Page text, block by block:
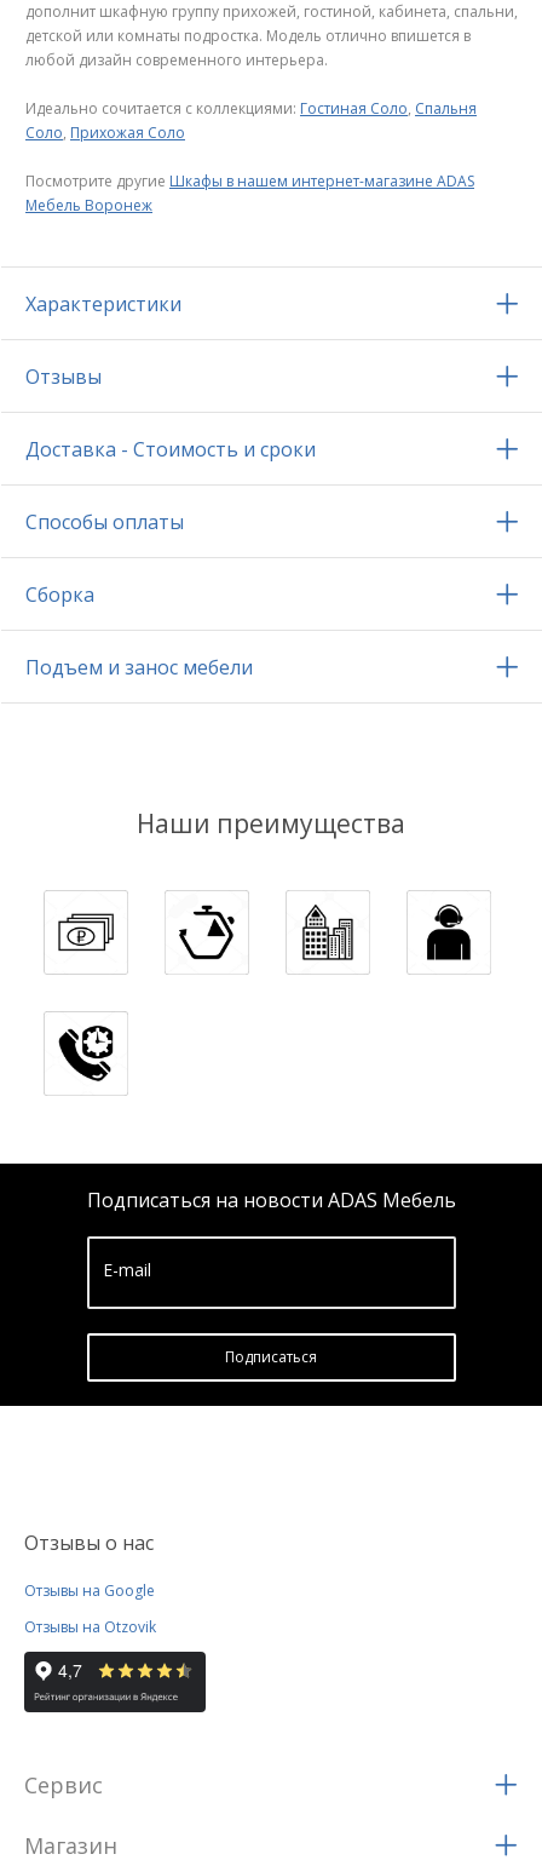
дополнит шкафную группу прихожей, гостиной, кабинета, спальни,
детской или комнаты подростка. Модель отлично впишется в
любой дизайн современного интерьера.
Идеально сочитается с коллекциями: Гостиная Соло, Спальня
Соло, Прихожая Соло
Посмотрите другие Шкафы в нашем интернет-магазине ADAS
Мебель Воронеж
Характеристики
Отзывы
Доставка - Стоимость и сроки
Способы оплаты
Сборка
Подъем и занос мебели
Наши преимущества
Подписаться на новости ADAS Мебель
E-mail
Подписатьcя
Отзывы о нас
Отзывы на Google
Отзывы на Otzovik
Сервис
Магазин